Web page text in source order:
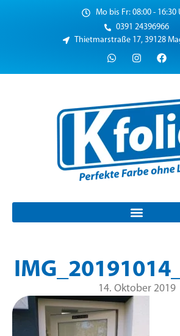
Mo bis Fr: 08:00 - 16:30
0391 24396966
Thietmarstraße 17, 39128
14. Oktober 2019